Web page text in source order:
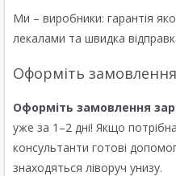
Ми – виробники: гарантія
лекалами та швидка
Оформіть замовлення
Оформіть замовлення
уже за 1–2 дні! Якщо
консультанти готові
знаходяться ліворуч унизу.